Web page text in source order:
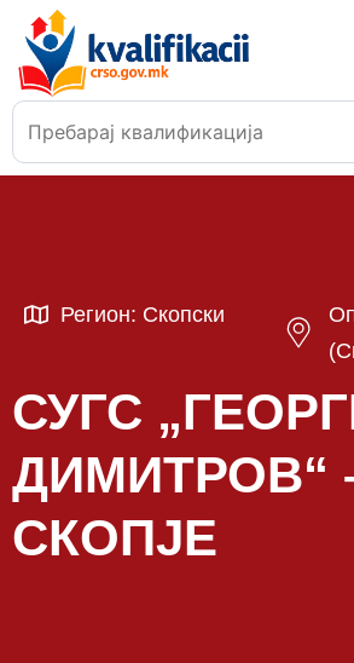
Регион: Скопски
СУГС
ДИМИТРОВ“
СКОПЈЕ